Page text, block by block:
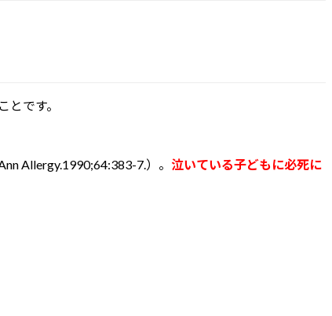
とです。
Allergy.1990;64:383-7.）。 泣いている子どもに必死に